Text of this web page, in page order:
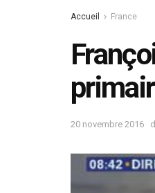
Accueil France
20 novembre 2016